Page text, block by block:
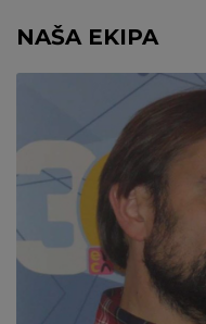
NAŠA EKIPA